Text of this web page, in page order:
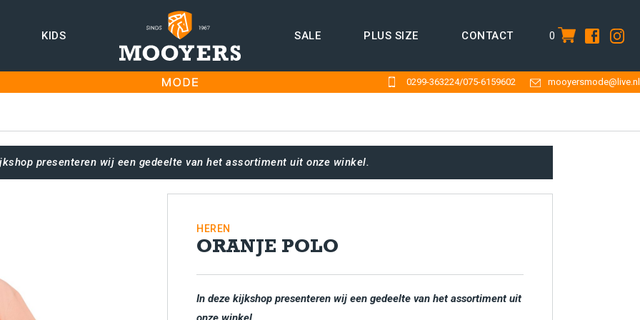
0 item
KIDS SALE PLUS SIZE CONTACT
0299-363224/075-6159602 mooyersmode@live.nl
presenteren wij een gedeelte van het assortiment uit onze winkel.
HEREN
ORANJE POLO
In deze kijkshop presenteren wij een gedeelte van het assortiment uit